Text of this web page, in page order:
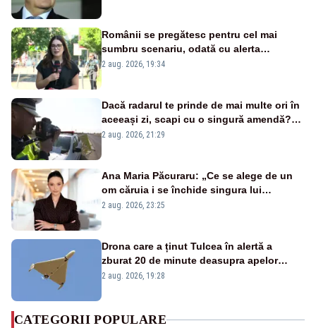
Românii se pregătesc pentru cel mai
sumbru scenariu, odată cu alerta
energetică
2 aug. 2026, 19:34
Dacă radarul te prinde de mai multe ori în
aceeași zi, scapi cu o singură amendă?
Ce spune legea
2 aug. 2026, 21:29
Ana Maria Păcuraru: „Ce se alege de un
om căruia i se închide singura lui
portiță?”
2 aug. 2026, 23:25
Drona care a ținut Tulcea în alertă a
zburat 20 de minute deasupra apelor
României. Au fost ridicate două F-16
2 aug. 2026, 19:28
CATEGORII POPULARE